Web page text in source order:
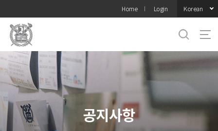
메뉴
Home Login Korean
공지사항